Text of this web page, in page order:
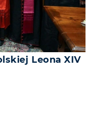
Leona XIV